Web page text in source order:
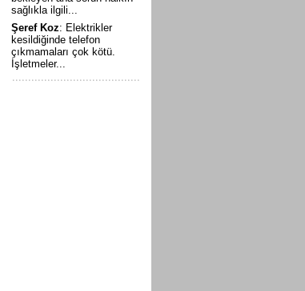
sağlıkla ilgili...
Şeref Koz: Elektrikler
kesildiğinde telefon
çıkmamaları çok kötü.
İşletmeler...